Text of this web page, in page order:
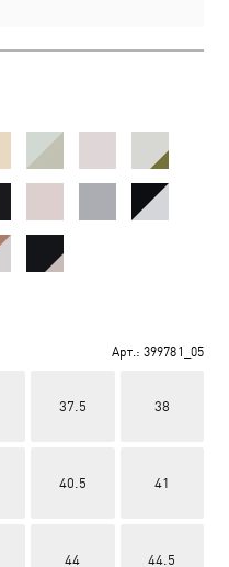
Арт.: 399781_05
37.5 38
40.5 41
44 44.5